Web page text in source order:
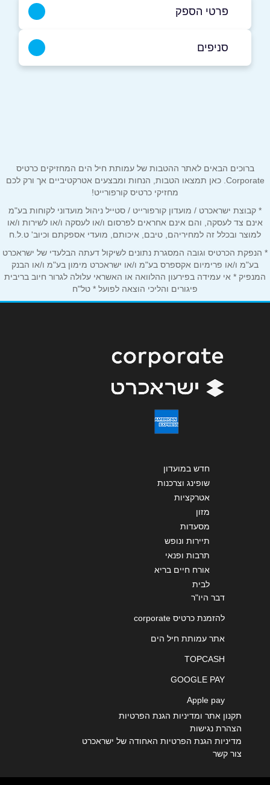
פרטי הספק
אימייל*
נושא*
אנא חזרו אלי בקשר ל...
הודעה*
שליחה
סניפים
ברוכים הבאים לאתר ההטבות של עמותת חיל הים המחזיקים כרטיס
Corporate. כאן תמצאו הטבות, הנחות ומבצעים אטרקטיביים אך ורק לכם
מחזיקי כרטיס קורפורייט!
* קבוצת ישראכרט / מועדון קורפורייט / סטייל ניהול מועדוני לקוחות בע"מ
אינם צד לעסקה, והם אינם אחראים לפרסום ו/או לעסקה ו/או לשירות ו/או
למוצר ובכלל זה למחיריהם, טיבם, איכותם, מועדי אספקתם וכיוב' ט.ל.ח
* הנפקת הכרטיס וגובה המסגרת נתונים לשיקול דעתה הבלעדי של ישראכרט
בע"מ ו/או פרימיום אקספרס בע"מ ו/או ישראכרט מימון בע"מ ו/או הבנק
המנפיק * אי עמידה בפירעון ההלוואה או האשראי עלולה לגרור חיוב בריבית
פיגורים והליכי הוצאה לפועל * טל"ח
חדש במועדון
שופינג וצרכנות
אטרקציות
מזון
מסעדות
תיירות ונופש
תרבות ופנאי
אורח חיים בריא
לבית
דבר היו"ר
להזמנת כרטיס corporate
אתר עמותת חיל הים
TOPCASH
GOOGLE PAY
Apple pay
תקנון אתר ומדיניות הגנת הפרטיות
הצהרת נגישות
מדיניות הגנת הפרטיות האחודה של ישראכרט
צור קשר